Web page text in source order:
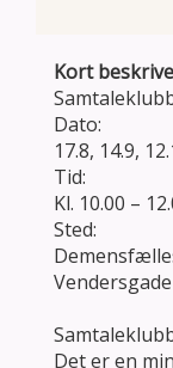
Kort
Dato:
17.8, 14.9,
Tid:
Kl. 10.00 –
Sted:
Det er en